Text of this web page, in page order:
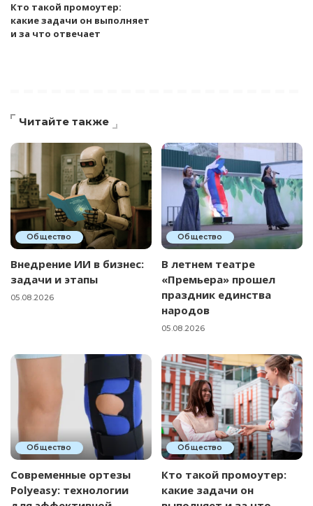
Кто такой промоутер:
какие задачи он выполняет
и за что отвечает
Читайте также
Общество
Внедрение ИИ в бизнес:
задачи и этапы
05.08.2026
Общество
В летнем театре
«Премьера» прошел
праздник единства
народов
05.08.2026
Общество
Современные ортезы
Polyeasy: технологии
Общество
Кто такой промоутер:
какие задачи он